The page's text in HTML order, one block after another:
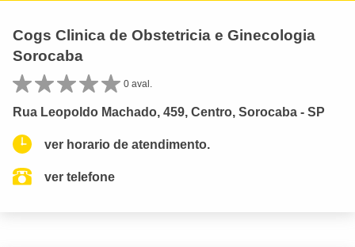
Cogs Clinica de Obstetricia e Ginecologia
Sorocaba
0 aval.
Rua Leopoldo Machado, 459, Centro, Sorocaba - SP
ver horario de atendimento.
ver telefone